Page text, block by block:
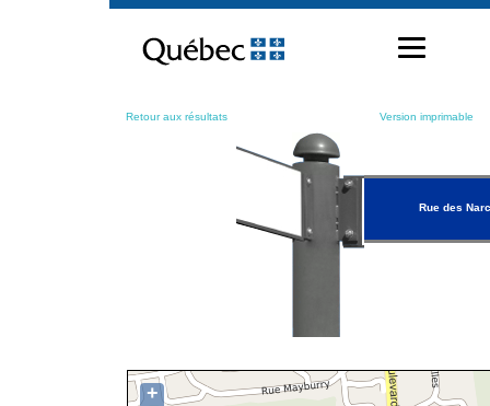
contenu
Retour aux résultats Version imprimable
Rue des
+